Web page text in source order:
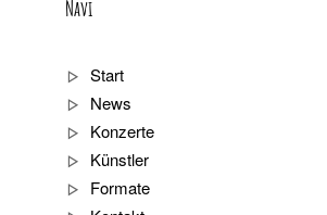
Navi
Start
News
Konzerte
Künstler
Formate